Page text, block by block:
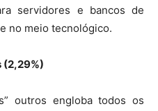
servidores e bancos de
no meio tecnológico.
(2,29%)
outros engloba todos os